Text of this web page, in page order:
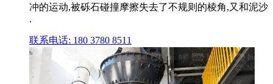
冲的运动,被砾石碰撞摩擦失去了不规则的棱角,又和泥沙
.
联系电话: 180 3780 8511